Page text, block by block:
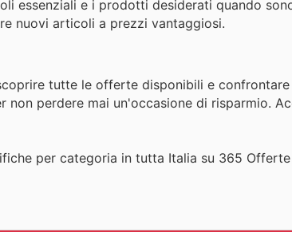
essenziali e i prodotti desiderati quando
nuovi articoli a prezzi vantaggiosi.
tutte le offerte disponibili e
perdere mai un'occasione di risparmio.
per categoria in tutta Italia su 365